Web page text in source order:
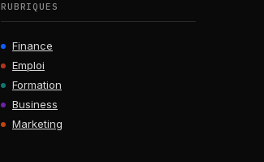
RUBRIQUES
Finance
Emploi
Formation
Business
Marketing